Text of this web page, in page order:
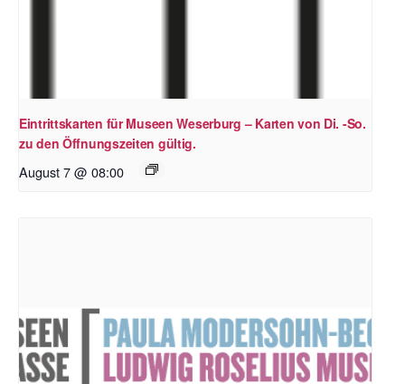
Eintrittskarten für Museen Weserburg – Karten von Di. -So.
zu den Öffnungszeiten gültig.
August 7 @ 08:00